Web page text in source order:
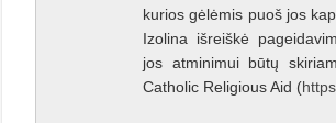
kurios gėlėmis puoš jos
Izolina išreiškė
jos atminimui būtų
Catholic Religious Aid (